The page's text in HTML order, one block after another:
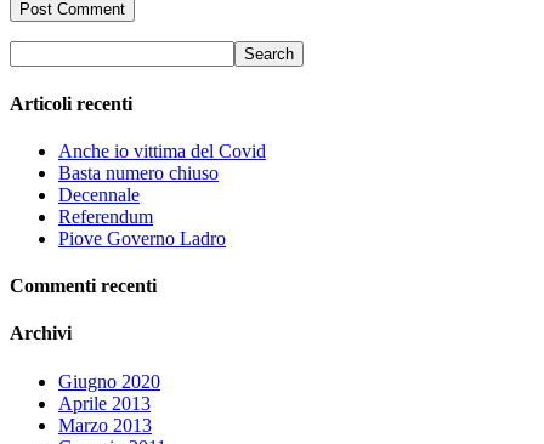
Articoli recenti
Anche io vittima del Covid
Basta numero chiuso
Decennale
Referendum
Piove Governo Ladro
Commenti recenti
Archivi
Giugno 2020
Aprile 2013
Marzo 2013